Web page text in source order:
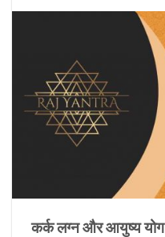
कर्क लग्न और आयुष्य योग